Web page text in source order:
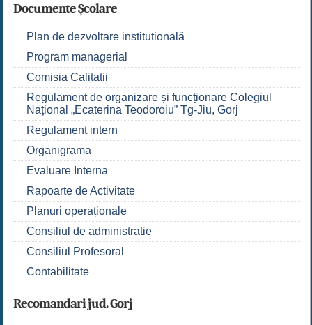
Documente Școlare
Plan de dezvoltare institutională
Program managerial
Comisia Calitatii
Regulament de organizare și funcționare Colegiul
Național „Ecaterina Teodoroiu” Tg-Jiu, Gorj
Regulament intern
Organigrama
Evaluare Interna
Rapoarte de Activitate
Planuri operaționale
Consiliul de administratie
Consiliul Profesoral
Contabilitate
Recomandari jud. Gorj